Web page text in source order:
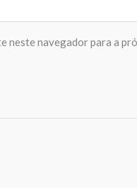
neste navegador para a